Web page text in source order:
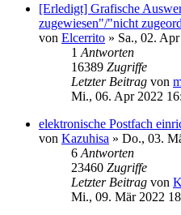
[Erledigt] Grafische
zugewiesen"/"nicht
von Elcerrito » Sa., 02.
1 Antworten
16389 Zugriffe
Letzter Beitrag von
Mi., 06. Apr 2022
elektronische Postfach
von Kazuhisa » Do., 03.
6 Antworten
23460 Zugriffe
Letzter Beitrag von
Mi., 09. Mär 2022